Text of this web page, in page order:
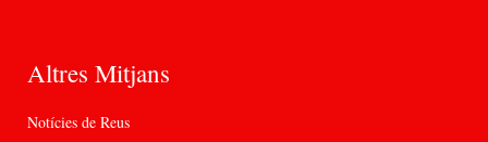
Altres Mitjans
Notícies de Reus